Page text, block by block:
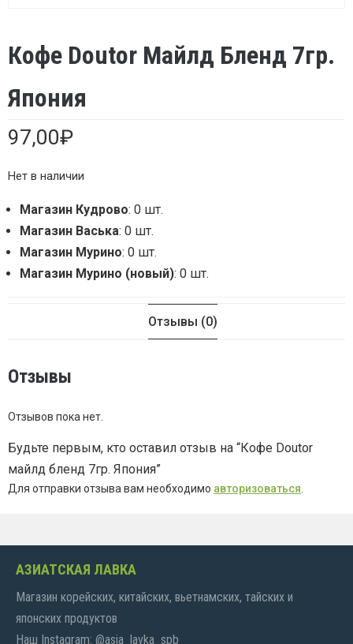
Кофе Doutor Майлд Бленд 7гр.
Япония
97,00₽
Нет в наличии
Магазин Кудрово: 0 шт.
Магазин Васька: 0 шт.
Магазин Мурино: 0 шт.
Магазин Мурино (новый): 0 шт.
Отзывы (0)
Отзывы
Отзывов пока нет.
Будьте первым, кто оставил отзыв на “Кофе Doutor
майлд бленд 7гр. Япония”
Для отправки отзыва вам необходимо авторизоваться
АЗИАТСКАЯ ЛАВКА
Магазин корейских, китайских, вьетнамских, тайских и
японских продуктов
Наш Instagram: @asia_lavka_spb